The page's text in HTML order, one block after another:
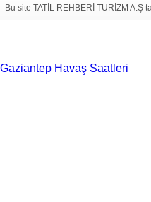
Bu site TATİL REHBERİ TURİZM A.Ş
Gaziantep Havaş Saatleri